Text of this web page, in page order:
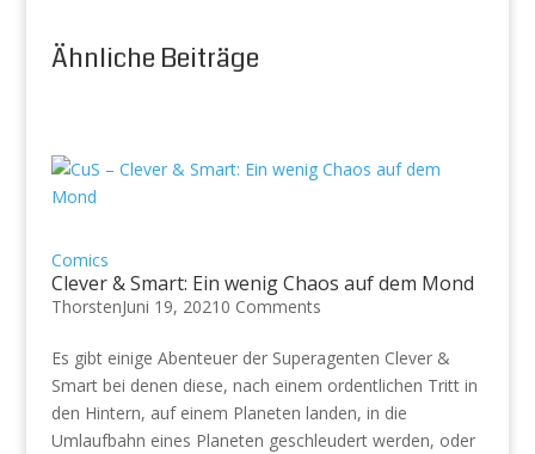
Ähnliche Beiträge
Comics
Clever & Smart: Ein wenig Chaos auf dem Mond
ThorstenJuni 19, 2021 0 Comments
Es gibt einige Abenteuer der Superagenten Clever &
Smart bei denen diese, nach einem ordentlichen Tritt in
den Hintern, auf einem Planeten landen, in die
Umlaufbahn eines Planeten geschleudert werden, oder